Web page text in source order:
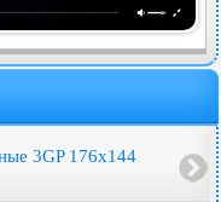
3GP 176x144